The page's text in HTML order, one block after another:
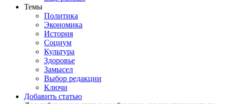
Темы
Политика
Экономика
История
Социум
Культура
Здоровье
Замысел
Выбор редакции
Ключи
Добавить статью